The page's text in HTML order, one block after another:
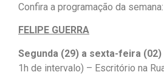
Confira a programação da semana:
FELIPE GUERRA
Segunda (29) a sexta-feira (02)
1h de intervalo) – Escritório na